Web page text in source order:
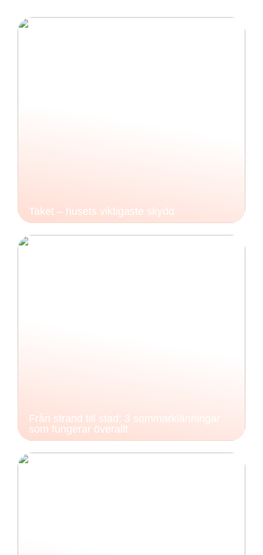
Taket – husets viktigaste skydd
Från strand till stad: 3 sommarklänningar
som fungerar överallt